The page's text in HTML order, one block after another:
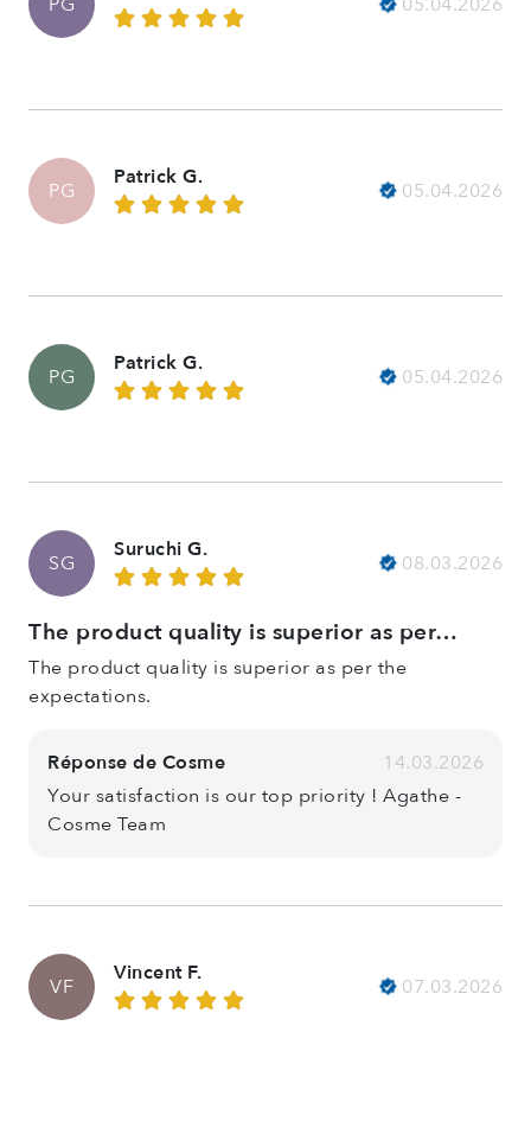
PG
Patrick G.
05.04.2026
PG
Patrick G.
05.04.2026
SG
Suruchi G.
08.03.2026
The product quality is superior as per…
The product quality is superior as per the
expectations.
Réponse de Cosme
14.03.2026
Your satisfaction is our top priority ! Agathe -
Cosme Team
VF
Vincent F.
07.03.2026